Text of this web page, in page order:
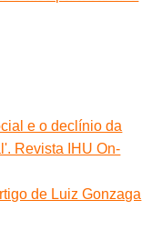
e o declínio da
Revista IHU On-
de Luiz Gonzaga